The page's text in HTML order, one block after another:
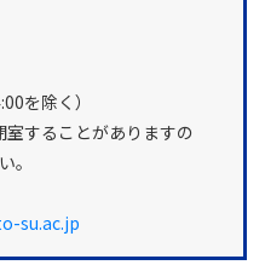
を除く）
することがありますの
。
su.ac.jp